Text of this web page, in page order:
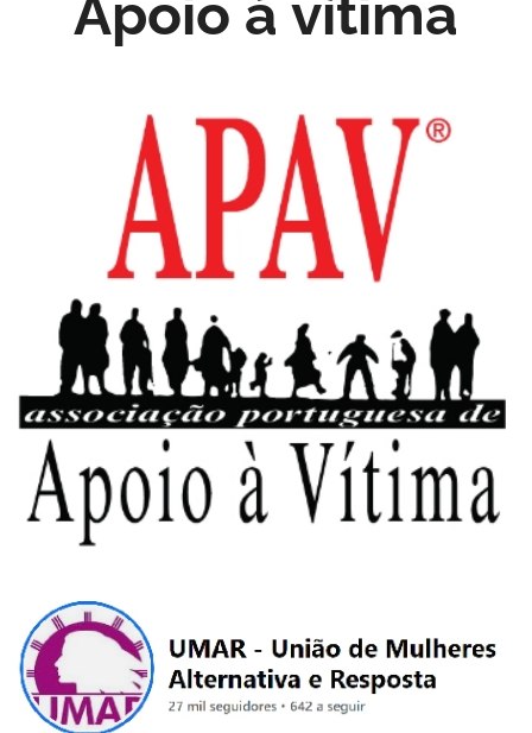
Apoio à vítima